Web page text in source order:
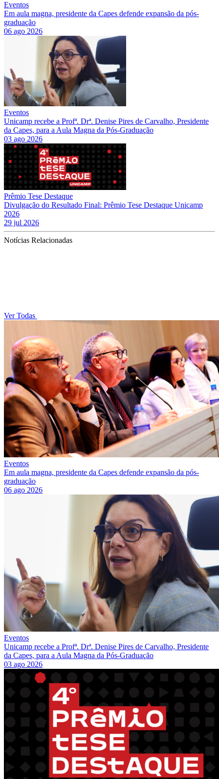
Eventos
Em aula magna, presidente da Capes defende expansão da pós-
graduação
06 ago 2026
Eventos
Unicamp recebe a Profª. Drª. Denise Pires de Carvalho, Presidente
da Capes, para a Aula Magna da Pós-Graduação
03 ago 2026
Prêmio Tese Destaque
Divulgação do Resultado Final: Prêmio Tese Destaque Unicamp
2026
29 jul 2026
Notícias Relacionadas
Ver Todas
Eventos
Em aula magna, presidente da Capes defende expansão da pós-
graduação
06 ago 2026
Eventos
Unicamp recebe a Profª. Drª. Denise Pires de Carvalho, Presidente
da Capes, para a Aula Magna da Pós-Graduação
03 ago 2026